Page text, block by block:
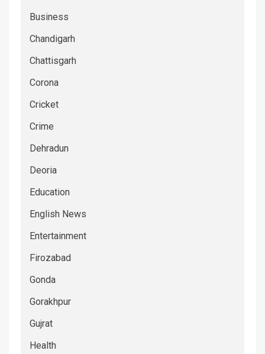
Business
Chandigarh
Chattisgarh
Corona
Cricket
Crime
Dehradun
Deoria
Education
English News
Entertainment
Firozabad
Gonda
Gorakhpur
Gujrat
Health